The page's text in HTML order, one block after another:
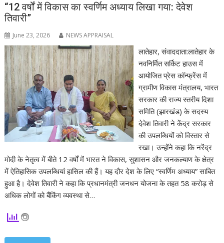
“12 वर्षों में विकास का स्वर्णिम अध्याय लिखा गया: देवेश
तिवारी”
June 23, 2026 NEWS APPRAISAL
लातेहार, संवाददाता:लातेहार के
नवनिर्मित सर्किट हाउस में
आयोजित प्रेस कॉन्फ्रेंस में
ग्रामीण विकास मंत्रालय, भारत
सरकार की राज्य स्तरीय दिशा
समिति (झारखंड) के सदस्य
देवेश तिवारी ने केंद्र सरकार
की उपलब्धियों को विस्तार से
रखा। उन्होंने कहा कि नरेंद्र
मोदी के नेतृत्व में बीते 12 वर्षों में भारत ने विकास, सुशासन और जनकल्याण के क्षेत्र
में ऐतिहासिक उपलब्धियां हासिल की हैं। यह दौर देश के लिए “स्वर्णिम अध्याय” साबित
हुआ है। देवेश तिवारी ने कहा कि प्रधानमंत्री जनधन योजना के तहत 58 करोड़ से
अधिक लोगों को बैंकिंग व्यवस्था से…